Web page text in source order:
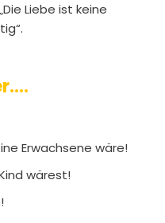
Liebe ist keine
Erwachsene wäre!
wärest!